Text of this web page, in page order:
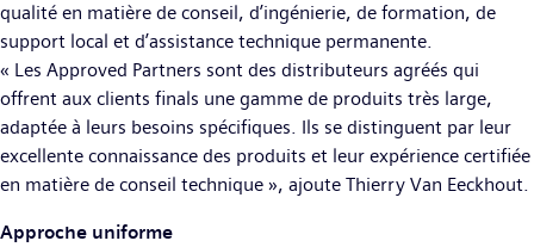
qualité en matière de conseil, d’ingénierie, de formation, de
support local et d’assistance technique permanente.
« Les Approved Partners sont des distributeurs agréés qui
offrent aux clients finals une gamme de produits très large,
adaptée à leurs besoins spécifiques. Ils se distinguent par leur
excellente connaissance des produits et leur expérience certifiée
en matière de conseil technique », ajoute Thierry Van Eeckhout.
Approche uniforme